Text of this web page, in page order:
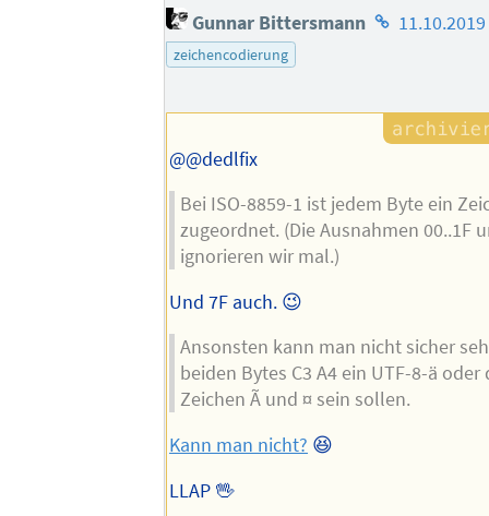
Gunnar Bittersmann Homepage
zeichencodierung
@@dedlfix
Bei ISO-8859-1 ist jedem Byte ein
zugeordnet. (Die Ausnahmen 00..1F
ignorieren wir mal.)
Und 7F auch. 😉
Ansonsten kann man nicht sicher
beiden Bytes C3 A4 ein UTF-8-ä oder
Zeichen Ã und ¤ sein sollen.
Kann man nicht? 😆
LLAP 🖖